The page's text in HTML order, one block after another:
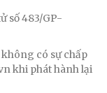
số 483/GP-
có sự chấp
khi phát hành lại